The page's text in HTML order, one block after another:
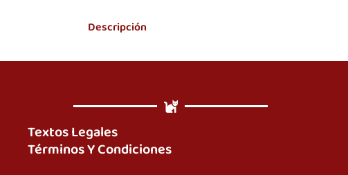
Descripción
Textos Legales
Términos Y Condiciones